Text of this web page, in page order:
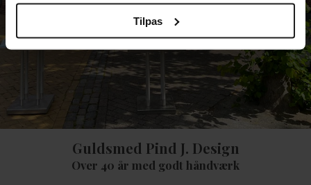
Tilpas
Guldsmed Pind J. Design
Over 40 år med godt håndværk